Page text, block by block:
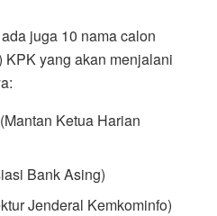
juga 10 nama calon
yang akan menjalani
Ketua Harian
Bank Asing)
Jenderal Kemkominfo)